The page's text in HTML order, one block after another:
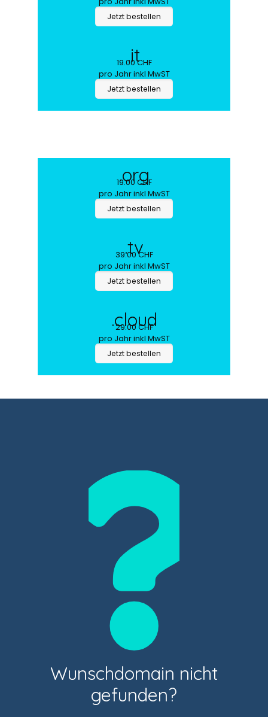
Jetzt bestellen
.it
19.00 CHF
pro Jahr inkl MwST
Jetzt bestellen
.org
19.00 CHF
pro Jahr inkl MwST
Jetzt bestellen
.tv
39.00 CHF
pro Jahr inkl MwST
Jetzt bestellen
.cloud
29.00 CHF
pro Jahr inkl MwST
Jetzt bestellen
Wunschdomain nicht
gefunden?